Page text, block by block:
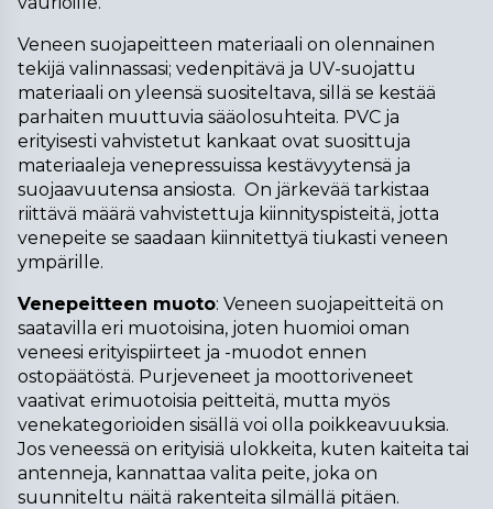
Veneen suojapeitteen materiaali on olennainen
tekijä valinnassasi; vedenpitävä ja UV-suojattu
materiaali on yleensä suositeltava, sillä se kestää
parhaiten muuttuvia sääolosuhteita. PVC ja
erityisesti vahvistetut kankaat ovat suosittuja
materiaaleja venepressuissa kestävyytensä ja
suojaavuutensa ansiosta.  On järkevää tarkistaa
riittävä määrä vahvistettuja kiinnityspisteitä, jotta
venepeite se saadaan kiinnitettyä tiukasti veneen
ympärille.
Venepeitteen muoto: Veneen suojapeitteitä on
saatavilla eri muotoisina, joten huomioi oman
veneesi erityispiirteet ja -muodot ennen
ostopäätöstä. Purjeveneet ja moottoriveneet
vaativat erimuotoisia peitteitä, mutta myös
venekategorioiden sisällä voi olla poikkeavuuksia.
Jos veneessä on erityisiä ulokkeita, kuten kaiteita tai
antenneja, kannattaa valita peite, joka on
suunniteltu näitä rakenteita silmällä pitäen.